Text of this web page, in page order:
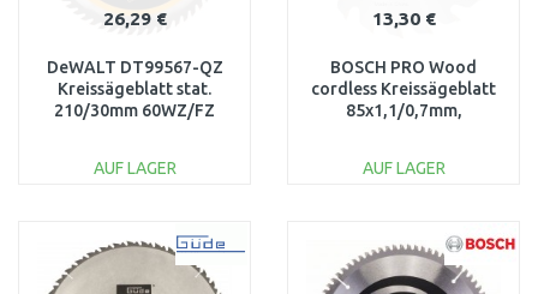
26,29 €
DeWALT DT99567-QZ
Kreissägeblatt stat.
210/30mm 60WZ/FZ
AUF LAGER
Vergleichen
13,30 €
BOSCH PRO Wood
cordless Kreissägeblatt
85x1,1/0,7mm,
AUF LAGER
Vergleichen